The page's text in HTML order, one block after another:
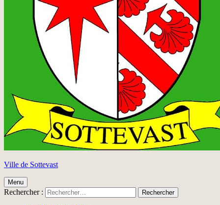
Ville de Sottevast
Menu
Rechercher :